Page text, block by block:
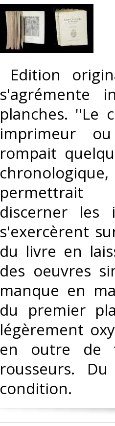
Edition
s'agrémente
planches. ''Le
imprimeur
rompait
discerner les
s'exercèrent
du livre en
des oeuvres
manque en
du premier
légèrement
en outre de
rousseurs.
condition. ‎